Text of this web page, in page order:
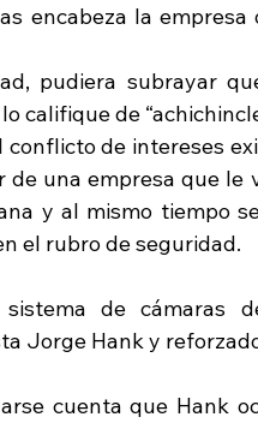
encabeza la
pudiera subrayar
califique de
de intereses
una empresa que le
y al mismo tiempo
el rubro de seguridad.
de cámaras
Jorge Hank y
cuenta que Hank